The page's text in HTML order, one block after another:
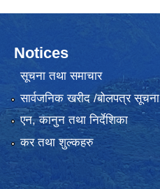
Notices
सूचना तथा समाचार
सार्वजनिक खरीद /बोलपत्र सूचना
एन, कानुन तथा निर्देशिका
कर तथा शुल्कहरु